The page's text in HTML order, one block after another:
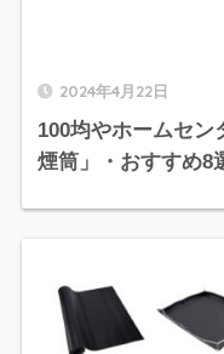
2024年4月22日
100均やホームセン
煙筒」・おすすめ8